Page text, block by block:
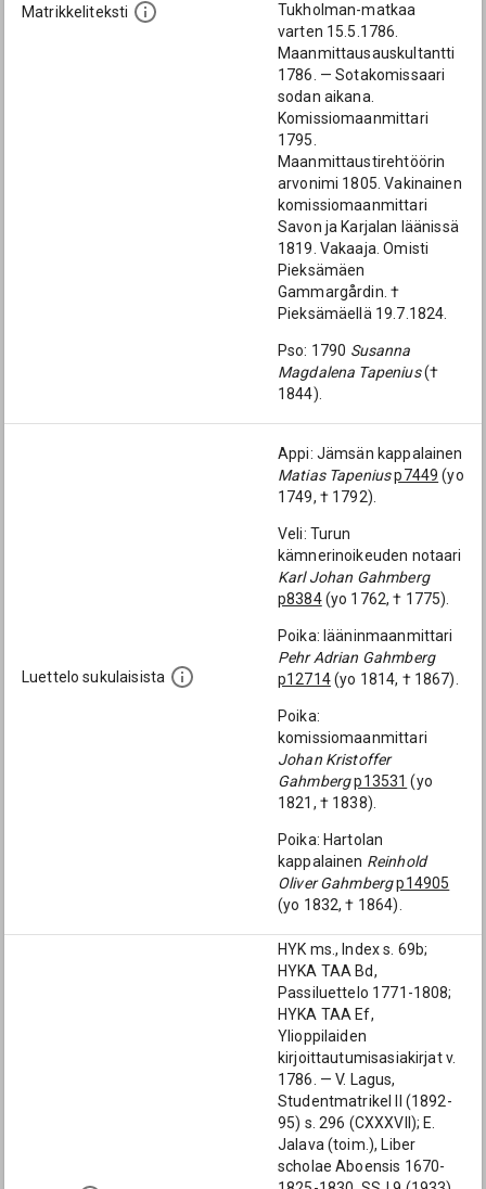
Matrikkeliteksti
Tukholman-matkaa
varten 15.5.1786.
Maanmittausauskultantti
1786. — Sotakomissaari
sodan aikana.
Komissiomaanmittari
1795.
Maanmittaustirehtöörin
arvonimi 1805. Vakinainen
komissiomaanmittari
Savon ja Karjalan läänissä
1819. Vakaaja. Omisti
Pieksämäen
Gammargårdin. †
Pieksämäellä 19.7.1824.
Pso: 1790 Susanna
Magdalena Tapenius(†
1844).
Luettelo sukulaisista
Appi: Jämsän kappalainen
Matias Tapeniusp7449 (yo
1749, † 1792).
Veli: Turun
kämnerinoikeuden notaari
Karl Johan Gahmberg
p8384(yo 1762, † 1775).
Poika: lääninmaanmittari
Pehr Adrian Gahmberg
p12714(yo 1814, † 1867).
Poika:
komissiomaanmittari
Johan Kristoffer
Gahmbergp13531 (yo
1821, † 1838).
Poika: Hartolan
kappalainen Reinhold
Oliver Gahmbergp14905
(yo 1832, † 1864).
HYK ms., Index s. 69b;
HYKA TAA Bd,
Passiluettelo 1771-1808;
HYKA TAA Ef,
Ylioppilaiden
kirjoittautumisasiakirjat v.
1786. — V. Lagus,
Studentmatrikel II (1892-
95) s. 296 (CXXXVII); E.
Jalava (toim.), Liber
scholae Aboensis 1670-